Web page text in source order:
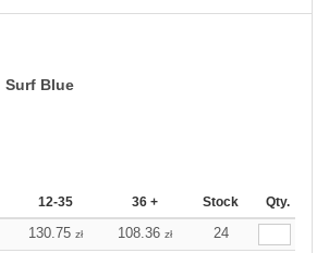
Surf Blue
12-35 36 + Stock Qty.
130.75 zł 108.36 zł
24